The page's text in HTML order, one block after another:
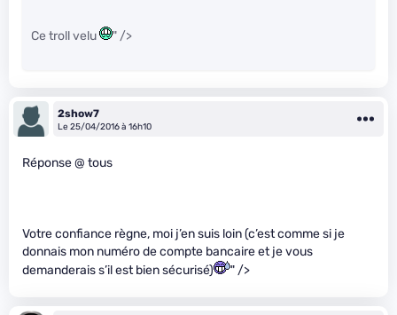
Ce troll velu " />
2show7
Le 25/04/2016 à 16h10
Réponse @ tous
Votre confiance règne, moi j’en suis loin (c’est comme si je
donnais mon numéro de compte bancaire et je vous
demanderais s’il est bien sécurisé)
" />